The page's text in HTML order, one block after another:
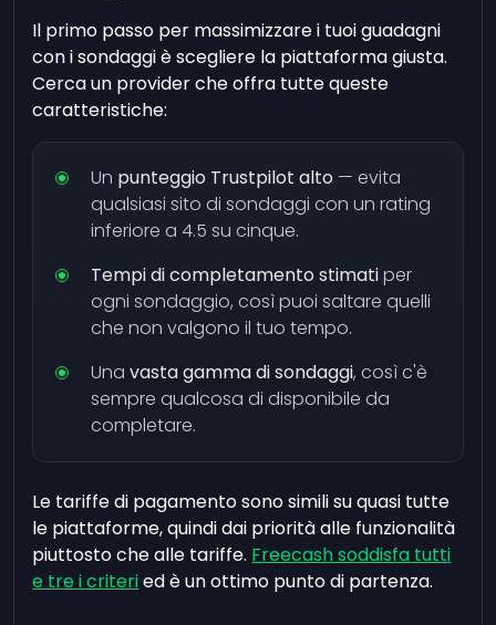
Il primo passo per massimizzare i tuoi guadagni
con i sondaggi è scegliere la piattaforma giusta.
Cerca un provider che offra tutte queste
caratteristiche:
Un punteggio Trustpilot alto — evita
qualsiasi sito di sondaggi con un rating
inferiore a 4.5 su cinque.
Tempi di completamento stimatiper
ogni sondaggio, così puoi saltare quelli
che non valgono il tuo tempo.
Unavasta gamma di sondaggi, così c'è
sempre qualcosa di disponibile da
completare.
Le tariffe di pagamento sono simili su quasi tutte
le piattaforme, quindi dai priorità alle funzionalità
piuttosto che alle tariffe. Freecash soddisfa tutti
e tre i criteried è un ottimo punto di partenza.